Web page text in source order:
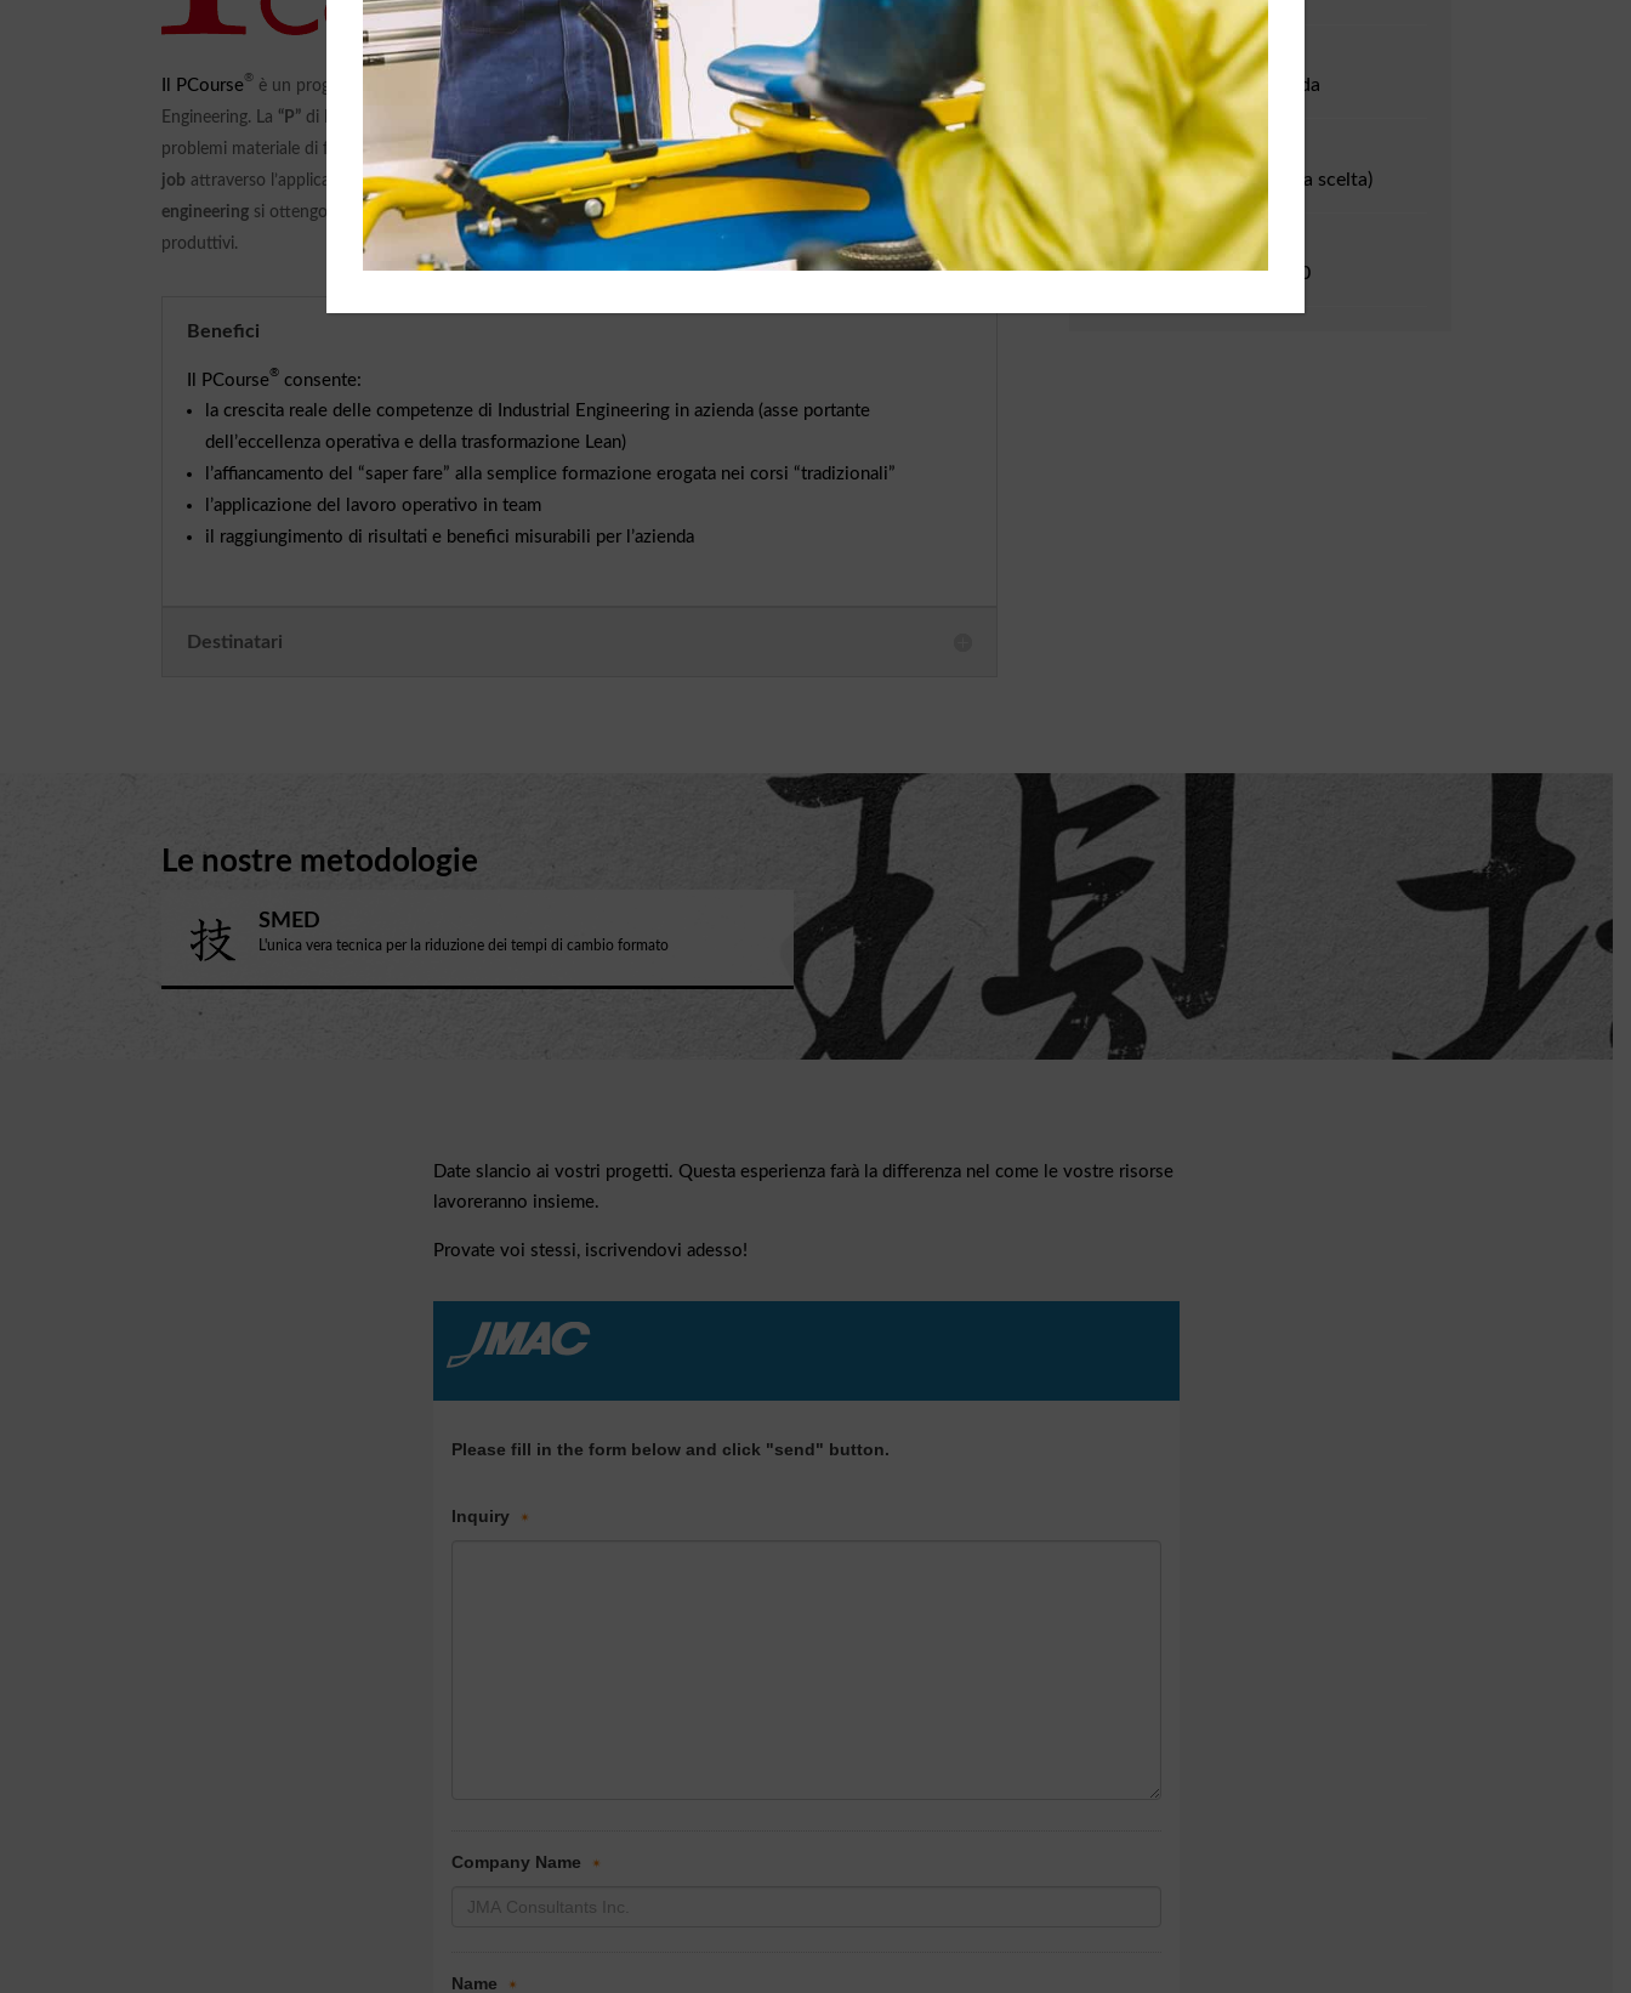
Il PCourse® è un programma di formazione con forte valenza pratica, focalizzato sui temi di Industrial
Engineering. La “P”di significa “Produzione”, ma anche“Produttività”: i reparti diventano aula ed i
problemi materiale di formazione e addestramento sul campo. Dalle sessioni teorico-pratiche ditraining on the
job attraverso l’applicazione dei principi di comprensione, analisi ed applicazione delle tecniche di
industrial
engineeringsi ottengono risultati reali e misurabili di riduzione degli sprechi (muda) e delle perdite nei reparti
produttivi.
Benefici
Il PCourse®consente:
la crescita reale delle competenze di Industrial Engineering in azienda (asse portante
dell’eccellenza operativa e della trasformazione Lean)
l’affiancamento del “saper fare” alla semplice formazione erogata nei corsi “tradizionali”
l’applicazione del lavoro operativo in team
il raggiungimento di risultati e benefici misurabili per l’azienda
Destinatari

LUOGO
presso la vs Azienda
LINGUA
Italiano o inglese (a scelta)
PARTECIPANTI
numero minimo 10
Le nostre metodologie
SMED
L'unica vera tecnica per la riduzione dei tempi di cambio formato
Date slancio ai vostri progetti. Questa esperienza farà la differenza nel come le vostre risorse
lavoreranno insieme.
Provate voi stessi, iscrivendovi adesso!